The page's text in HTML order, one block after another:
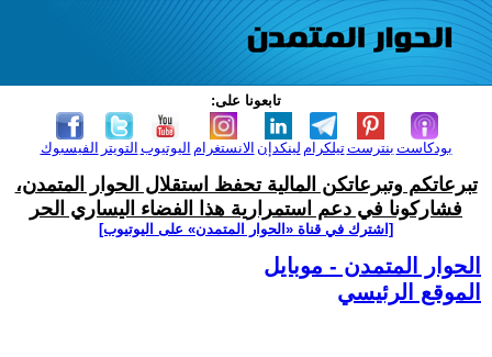
تابعونا على:
الفيسبوك التويتر اليوتيوب الانستغرام لينكدإن تيلكرامبنترست بودكاست
تبرعاتكم وتبرعاتكن المالية تحفظ استقلال الحوار المتمدن،
فشاركونا في دعم استمرارية هذا الفضاء اليساري الحر
[اشترك في قناة ‫«الحوار المتمدن» على اليوتيوب]
الحوار المتمدن - موبايل
الموقع الرئيسي